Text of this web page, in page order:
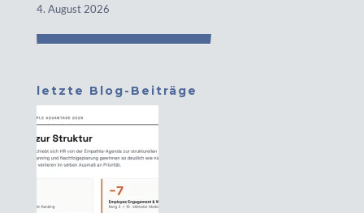
4. August 2026
letzte Blog-Beiträge